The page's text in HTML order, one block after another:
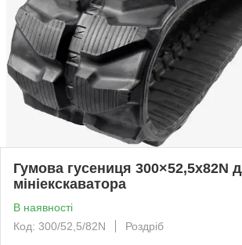
Гумова гусениця 300×52,5x82N
мініекскаватора
В наявності
Код: 300/52,5/82N
Роздріб